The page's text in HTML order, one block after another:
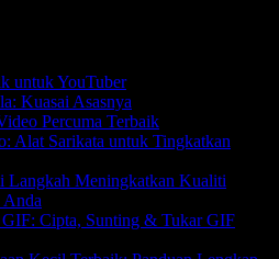
untuk YouTuber
Kuasai Asasnya
Percuma Terbaik
Alat Sarikata untuk Tingkatkan
Langkah Meningkatkan Kualiti
Anda
Cipta, Sunting & Tukar GIF